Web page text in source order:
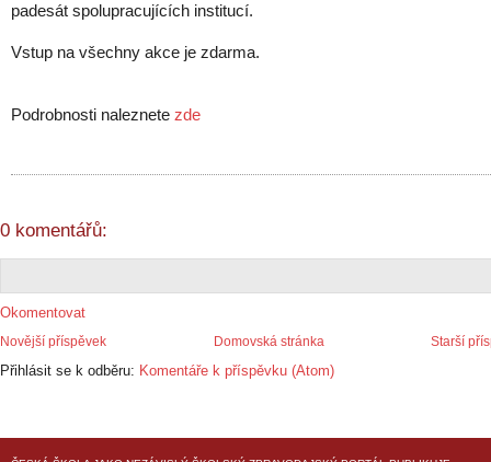
padesát spolupracujících institucí.
Vstup na všechny akce je zdarma.
Podrobnosti naleznete zde
0 komentářů:
Okomentovat
Novější příspěvek Starší
Domovská stránka
Přihlásit se k odběru: Komentáře k příspěvku (Atom)